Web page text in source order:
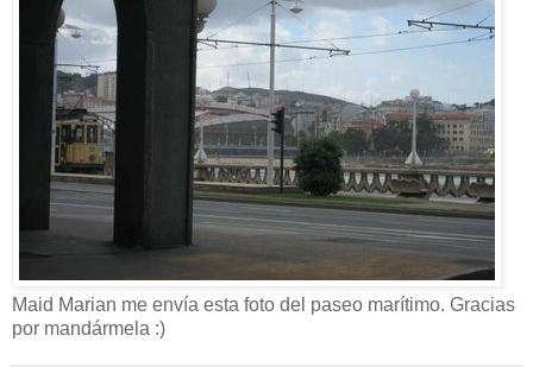
Maid Marian me envía esta foto del paseo marítimo. Gracias
por mandármela :)